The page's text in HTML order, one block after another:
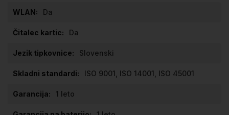
Da
Da
Slovenski
ISO 9001, ISO 14001, ISO 45001
1 leto